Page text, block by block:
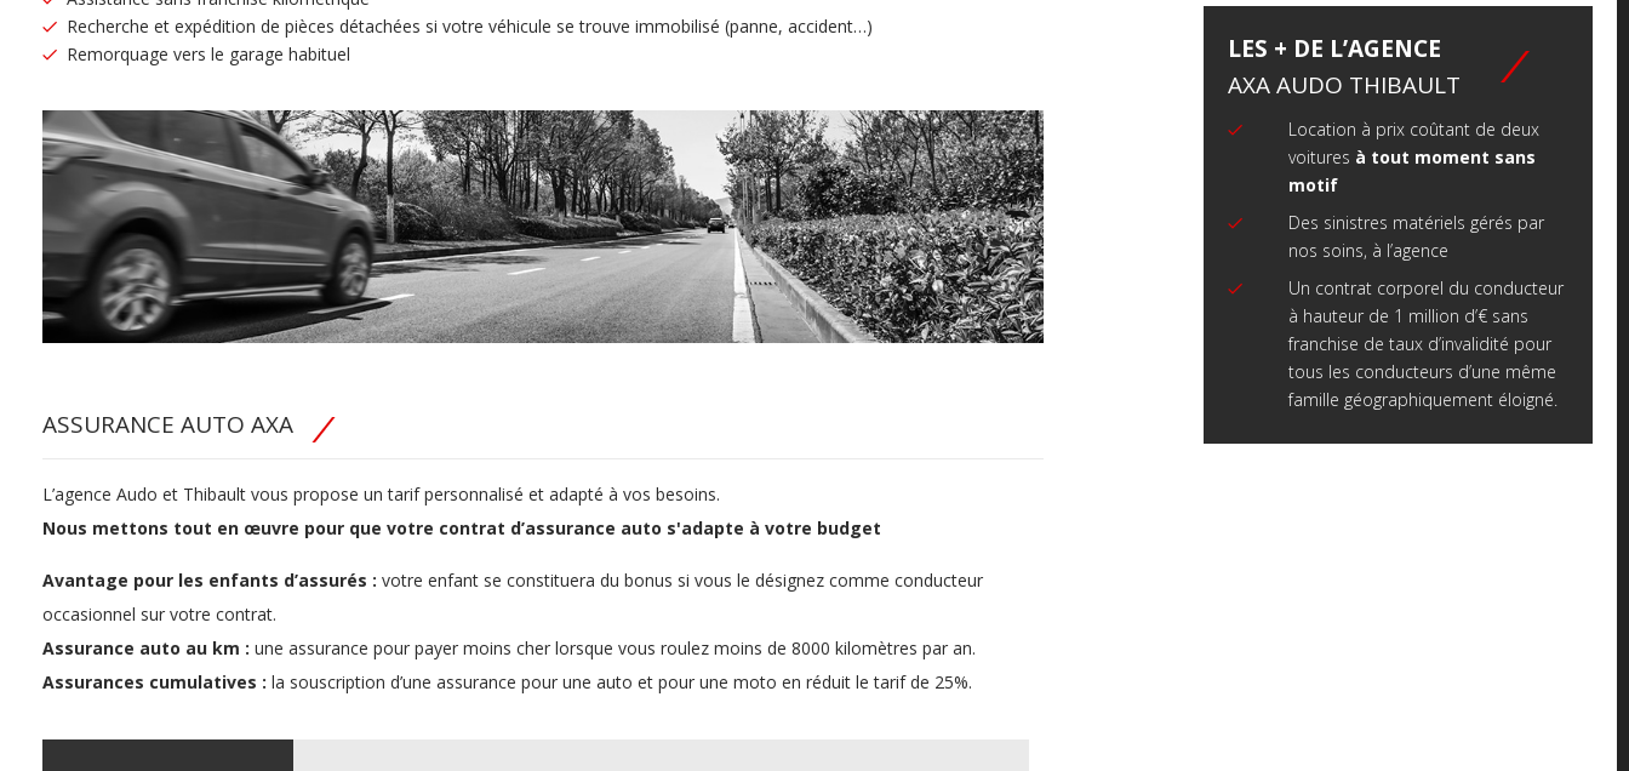
Recherche et expédition de pièces détachées si votre véhicule se trouve immobilisé (panne, accident…)
Remorquage vers le garage habituel
ASSURANCE AUTO AXA
L’agence Audo et Thibault vous propose un tarif personnalisé et adapté à vos besoins.
Nous mettons tout en œuvre pour que votre contrat d’assurance auto s'adapte à votre budget
Avantage pour les enfants d’assurés : votre enfant se constituera du bonus si vous le désignez comme conducteur
occasionnel sur votre contrat.
Assurance auto au km : une assurance pour payer moins cher lorsque vous roulez moins de 8000 kilomètres par an.
Assurances cumulatives : la souscription d’une assurance pour une auto et pour une moto en réduit le tarif de 25%.
LES + DE L’AGENCE
AXA AUDO THIBAULT
Location à prix coûtant de deux
voitures à tout moment sans
motif
Des sinistres matériels gérés par
nos soins, à l’agence
Un contrat corporel du conducteur
à hauteur de 1 million d’€ sans
franchise de taux d’invalidité pour
tous les conducteurs d’une même
famille géographiquement éloigné.